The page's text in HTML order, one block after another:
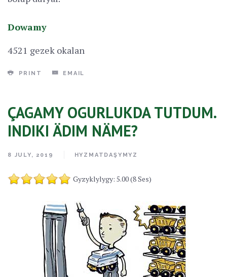
Dowamy
4521 gezek okalan
PRINT EMAIL
ÇAGAMY OGURLUKDA TUTDUM.
INDIKI ÄDIM NÄME?
8 JULY, 2019 HYZMATDAŞYMYZ
Gyzyklylygy: 5.00 (8 Ses)